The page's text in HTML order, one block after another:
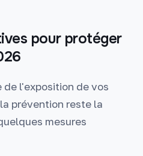
pour protéger
l'exposition de vos
prévention reste la
mesures